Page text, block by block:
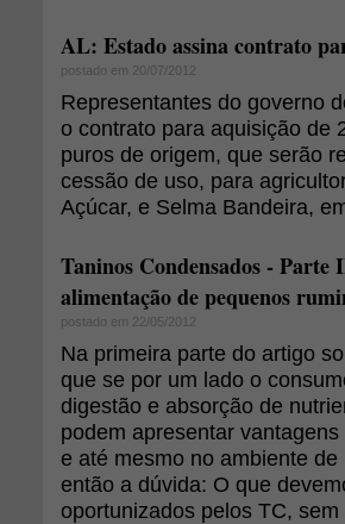
AL: Estado assina contrato
postado em 20/07/2012
Representantes do governo
o contrato para aquisição de
puros de origem, que serão
cessão de uso, para
Açúcar, e Selma Bandeira,
Taninos Condensados -
alimentação de pequenos
postado em 22/05/2012
Na primeira parte do artigo
que se por um lado o
digestão e absorção de
podem apresentar
e até mesmo no ambiente
então a dúvida: O que
oportunizados pelos TC,